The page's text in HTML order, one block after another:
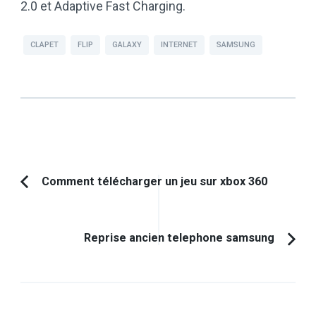
2.0 et Adaptive Fast Charging.
CLAPET FLIP GALAXY INTERNET SAMSUNG
Navigation
Article
Comment télécharger un jeu sur xbox 360
Reprise ancien telephone samsung